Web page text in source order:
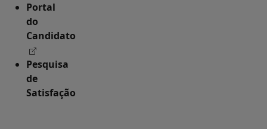
Portal
do
Candidato
Pesquisa
de
Satisfação